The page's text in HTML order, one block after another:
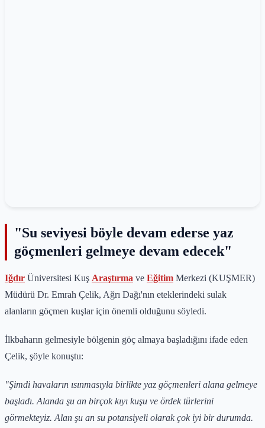
"Su seviyesi böyle devam ederse yaz
göçmenleri gelmeye devam edecek"
Iğdır Üniversitesi Kuş Araştırma ve Eğitim Merkezi (KUŞMER)
Müdürü Dr. Emrah Çelik, Ağrı Dağı'nın eteklerindeki sulak
alanların göçmen kuşlar için önemli olduğunu söyledi.
İlkbaharın gelmesiyle bölgenin göç almaya başladığını ifade eden
Çelik, şöyle konuştu:
"Şimdi havaların ısınmasıyla birlikte yaz göçmenleri alana gelmeye
başladı. Alanda şu an birçok kıyı kuşu ve ördek türlerini
görmekteyiz. Alan şu an su potansiyeli olarak çok iyi bir durumda.